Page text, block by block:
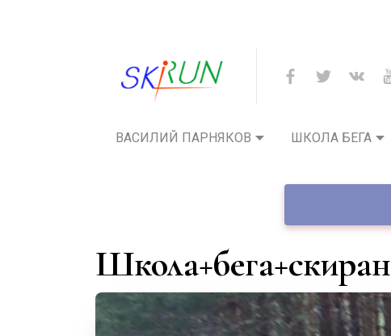
ВАСИЛИЙ ПАРНЯКОВ ШКОЛА БЕГА
школа+бега+скиран